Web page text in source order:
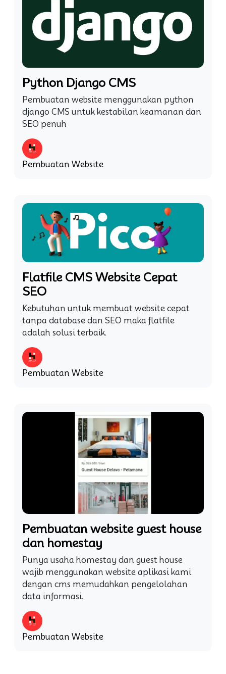
Python Django CMS
Pembuatan website menggunakan python
django CMS untuk kestabilan keamanan dan
SEO penuh
Pembuatan Website
Flatfile CMS Website Cepat
SEO
Kebutuhan untuk membuat website cepat
tanpa database dan SEO maka flatfile
adalah solusi terbaik.
Pembuatan Website
Pembuatan website guest house
dan homestay
Punya usaha homestay dan guest house
wajib menggunakan website aplikasi kami
dengan cms memudahkan pengelolahan
data informasi.
Pembuatan Website